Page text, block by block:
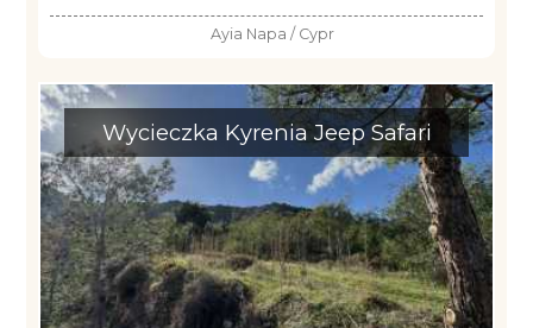
Ayia Napa / Cypr
Wycieczka Kyrenia Jeep Safari